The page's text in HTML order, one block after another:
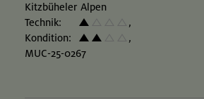
Kitzbüheler Alpen
Technik:
,
Kondition:
,
MUC-25-0267